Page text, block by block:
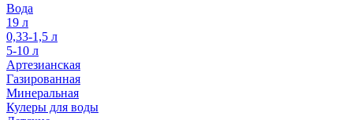
Вода
19 л
0,33-1,5 л
5-10 л
Артезианская
Газированная
Минеральная
Кулеры для воды